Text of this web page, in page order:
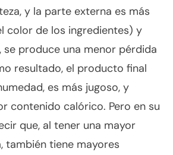
y la parte externa es más
color de los ingredientes) y
se produce una menor pérdida
resultado, el producto final
es más jugoso, y
contenido calórico. Pero en su
que, al tener una mayor
también tiene mayores